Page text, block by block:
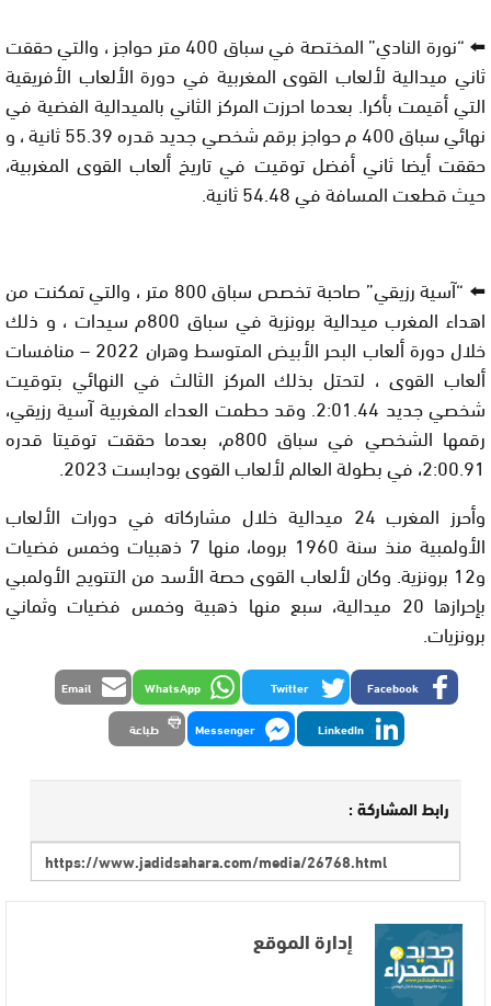
⬅️ “نورة النادي” المختصة في سباق 400 متر حواجز ، والتي حققت
ثاني ميدالية لألعاب القوى المغربية في دورة الألعاب الأفريقية
التي أقيمت بأكرا. بعدما احرزت المركز الثاني بالميدالية الفضية في
نهائي سباق 400 م حواجز برقم شخصي جديد قدره 55.39 ثانية ، و
حققت أيضا ثاني أفضل توقيت في تاريخ ألعاب القوى المغربية،
حيث قطعت المسافة في 54.48 ثانية.
⬅️ “آسية رزيقي” صاحبة تخصص سباق 800 متر ، والتي تمكنت من
اهداء المغرب ميدالية برونزية في سباق 800م سيدات ، و ذلك
خلال دورة ألعاب البحر الأبيض المتوسط وهران 2022 – منافسات
ألعاب القوى ، لتحتل بذلك المركز الثالث في النهائي بتوقيت
شخصي جديد 2:01.44. وقد حطمت العداء المغربية آسية رزيقي،
رقمها الشخصي في سباق 800م، بعدما حققت توقيتا قدره
2:00.91، في بطولة العالم لألعاب القوى بودابست 2023.
وأحرز المغرب 24 ميدالية خلال مشاركاته في دورات الألعاب
الأولمبية منذ سنة 1960 بروما، منها 7 ذهبيات وخمس فضيات
و12 برونزية. وكان لألعاب القوى حصة الأسد من التتويج الأولمبي
بإحرازها 20 ميدالية، سبع منها ذهبية وخمس فضيات وثماني
برونزيات.
Facebook
Twitter
WhatsApp
Email
LinkedIn
Messenger طباعة
رابط المشاركة :
إدارة الموقع